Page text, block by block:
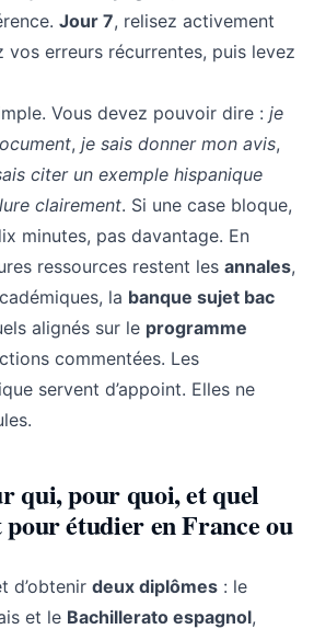
Jour 7, relisez activement
erreurs récurrentes, puis levez
Vous devez pouvoir dire : je
, je sais donner mon avis,
citer un exemple hispanique
clairement. Si une case bloque,
minutes, pas davantage. En
ressources restent les annales,
la banque sujet bac
alignés sur le programme
commentées. Les
servent d’appoint. Elles ne
qui, pour quoi, et quel
étudier en France ou
d’obtenir deux diplômes : le
et le Bachillerato espagnol,